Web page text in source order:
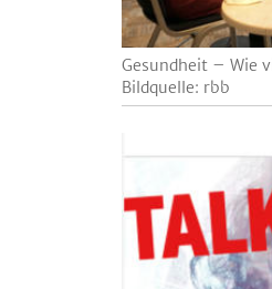
Gesundheit – Wie
Bildquelle: rbb